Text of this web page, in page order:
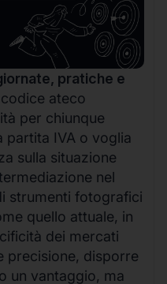
pratiche e
ateco
per chiunque
partita IVA o voglia
sulla situazione
nel
strumenti fotografici
quello attuale, in
dei mercati
precisione, disporre
un vantaggio, ma